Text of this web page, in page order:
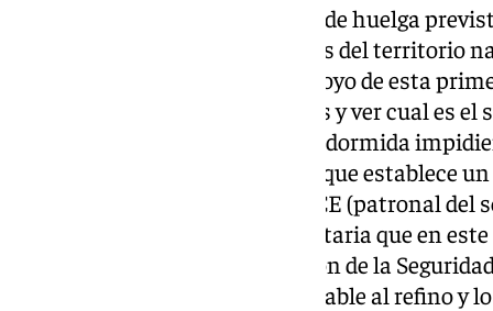
E momento no hay más fechas de huelga
paro en el global de las refinerías del territorio
para analizar la difusión y el apoyo de esta
aquí informar a los trabajadores y ver cual es
esta reivindicación no se quede dormida
establecidos en el Real Decreto que establece
marco de negociación entre AICE (patronal del
representación sindical mayoritaria que en
Dirección General de Ordenación de la
establecerse el coeficiente aplicable al refino y